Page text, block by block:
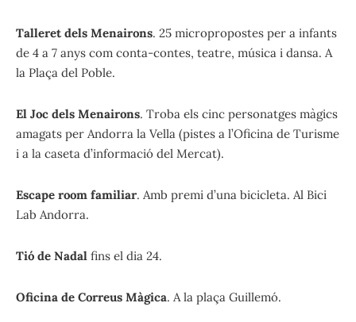
Talleret dels Menairons. 25 micropropostes per a infants
de 4 a 7 anys com conta-contes, teatre, música i dansa. A
la Plaça del Poble.
El Joc dels Menairons. Troba els cinc personatges màgics
amagats per Andorra la Vella (pistes a l’Oficina de Turisme
i a la caseta d’informació del Mercat).
Escape room familiar. Amb premi d’una bicicleta. Al Bici
Lab Andorra.
Tió de Nadal fins el dia 24.
Oficina de Correus Màgica. A la plaça Guillemó.